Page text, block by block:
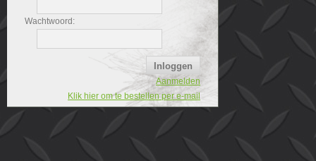
Wachtwoord:
Aanmelden
Klik hier om te bestellen per e-mail